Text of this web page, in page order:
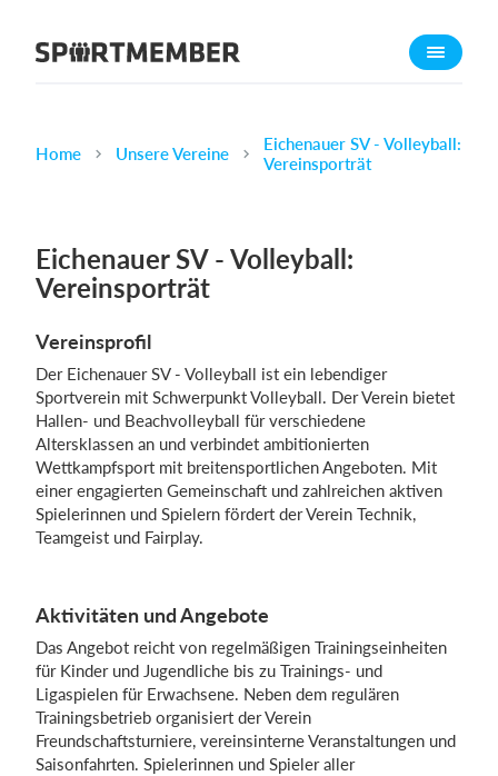
Über SportMember
Karriere
Trainingsplan
Mitgliedsbeitrag
Belegungsplan
Was kostet es?
Deutsch
Home Unsere Vereine
Eichenauer SV - Volleyball:
Vereinsporträt
Eichenauer SV - Volleyball:
Vereinsporträt
Vereinsprofil
Der Eichenauer SV - Volleyball ist ein lebendiger
Sportverein mit Schwerpunkt Volleyball. Der Verein bietet
Hallen- und Beachvolleyball für verschiedene
Altersklassen an und verbindet ambitionierten
Wettkampfsport mit breitensportlichen Angeboten. Mit
einer engagierten Gemeinschaft und zahlreichen aktiven
Spielerinnen und Spielern fördert der Verein Technik,
Teamgeist und Fairplay.
Aktivitäten und Angebote
Das Angebot reicht von regelmäßigen Trainingseinheiten
für Kinder und Jugendliche bis zu Trainings- und
Ligaspielen für Erwachsene. Neben dem regulären
Trainingsbetrieb organisiert der Verein
Freundschaftsturniere, vereinsinterne Veranstaltungen und
Saisonfahrten. Spielerinnen und Spieler aller